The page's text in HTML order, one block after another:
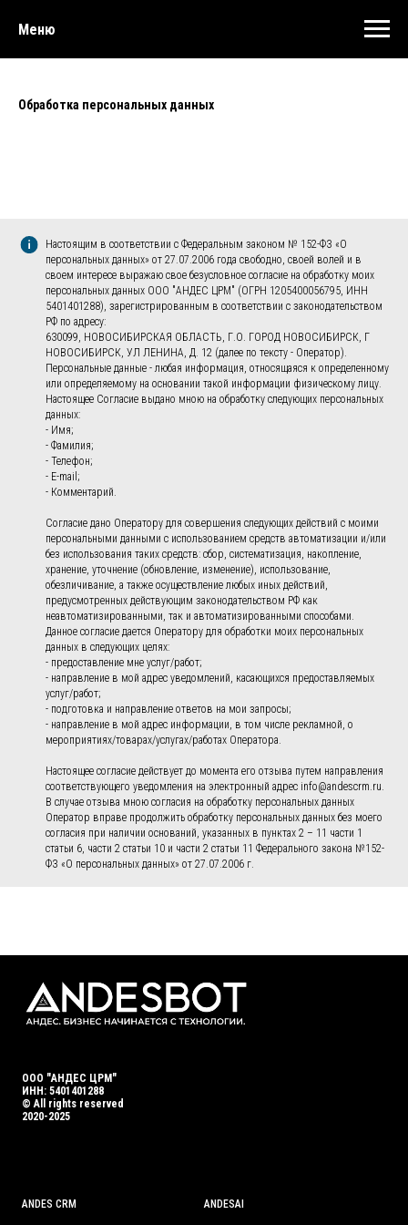
Меню
Обработка персональных данных
Настоящим в соответствии с Федеральным законом № 152-ФЗ «О
персональных данных» от 27.07.2006 года свободно, своей волей и в
своем интересе выражаю свое безусловное согласие на обработку моих
персональных данных ООО "АНДЕС ЦРМ" (ОГРН 1205400056795, ИНН
5401401288), зарегистрированным в соответствии с законодательством
РФ по адресу:
630099, НОВОСИБИРСКАЯ ОБЛАСТЬ, Г.О. ГОРОД НОВОСИБИРСК, Г
НОВОСИБИРСК, УЛ ЛЕНИНА, Д. 12 (далее по тексту - Оператор).
Персональные данные - любая информация, относящаяся к определенному
или определяемому на основании такой информации физическому лицу.
Настоящее Согласие выдано мною на обработку следующих персональных
данных:
- Имя;
- Фамилия;
- Телефон;
- E-mail;
- Комментарий.
Согласие дано Оператору для совершения следующих действий с моими
персональными данными с использованием средств автоматизации и/или
без использования таких средств: сбор, систематизация, накопление,
хранение, уточнение (обновление, изменение), использование,
обезличивание, а также осуществление любых иных действий,
предусмотренных действующим законодательством РФ как
неавтоматизированными, так и автоматизированными способами.
Данное согласие дается Оператору для обработки моих персональных
данных в следующих целях:
- предоставление мне услуг/работ;
- направление в мой адрес уведомлений, касающихся предоставляемых
услуг/работ;
- подготовка и направление ответов на мои запросы;
- направление в мой адрес информации, в том числе рекламной, о
мероприятиях/товарах/услугах/работах Оператора.
Настоящее согласие действует до момента его отзыва путем направления
соответствующего уведомления на электронный адрес info@andescrm.ru.
В случае отзыва мною согласия на обработку персональных данных
Оператор вправе продолжить обработку персональных данных без моего
согласия при наличии оснований, указанных в пунктах 2 – 11 части 1
статьи 6, части 2 статьи 10 и части 2 статьи 11 Федерального закона №152-
ФЗ «О персональных данных» от 27.07.2006 г.
ООО "АНДЕС ЦРМ"
ИНН: 5401401288
© All rights reserved
2020-2025
ANDES CRM ANDESAI